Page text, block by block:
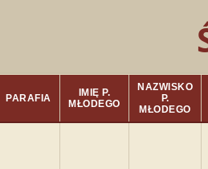
PARAFIA
IMIĘ P.
MŁODEGO
NAZWISKO
P.
MŁODEGO